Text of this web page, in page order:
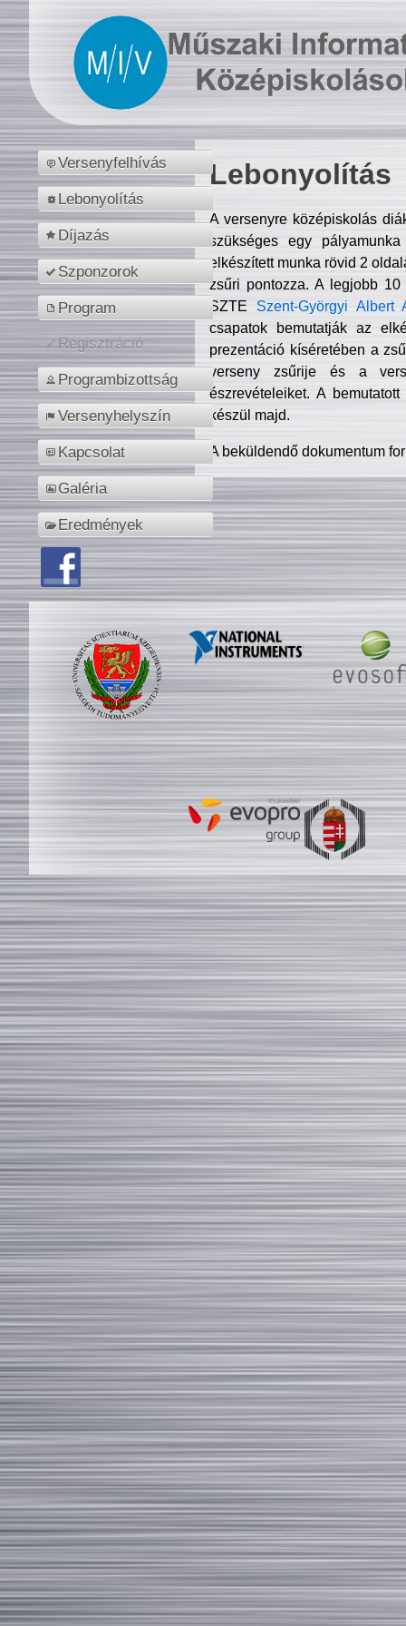
Versenyfelhívás
Lebonyolítás
Díjazás
Szponzorok
Program
Regisztráció
Programbizottság
Versenyhelyszín
Kapcsolat
Galéria
Eredmények
Lebonyolítás
A versenyre középiskolás
szükséges egy
elkészített munka rövid 2
zsűri pontozza. A legjobb
SZTE Szent-Györgyi Albert
csapatok bemutatják az
prezentáció kíséretében a
verseny zsűrije és a
észrevételeiket. A
készül majd.
A beküldendő dokumentum